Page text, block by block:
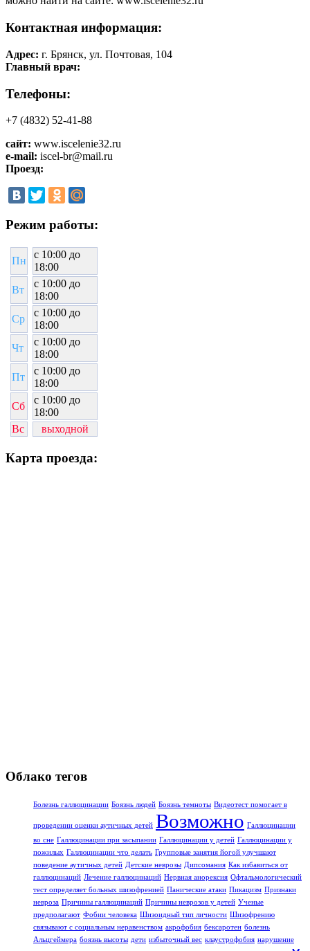
Контактная информация:
Адрес: г. Брянск, ул. Почтовая, 104
Главный врач:
Телефоны:
+7 (4832) 52-41-88
сайт: www.iscelenie32.ru
e-mail: iscel-br@mail.ru
Проезд:
Режим работы:
Пн
c 10:00 до
18:00
Вт
c 10:00 до
18:00
Ср
c 10:00 до
18:00
Чт
c 10:00 до
18:00
Пт
c 10:00 до
18:00
Сб
c 10:00 до
18:00
Вс
выходной
Карта проезда:
Облако тегов
Болезнь галлюцинации Боязнь людей Боязнь темноты Видеотест помогает в
проведении оценки аутичных детей Возможно Галлюцинации
во сне Галлюцинации при засыпании Галлюцинации у детей Галлюцинации у
пожилых Галлюцинации что делать Групповые занятия йогой улучшают
поведение аутичных детей Детские неврозы Дипсомания Как избавиться от
галлюцинаций Лечение галлюцинаций Нервная анорексия Офтальмологический
тест определяет больных шизофренией Панические атаки Пикацизм Признаки
невроза Причины галлюцинаций Причины неврозов у детей Ученые
предполагают Фобии человека Шизоидный тип личности Шизофрению
связывают с социальным неравенством акрофобия бексаротен болезнь
Альцгеймера боязнь высоты дети избыточный вес клаустрофобия нарушение